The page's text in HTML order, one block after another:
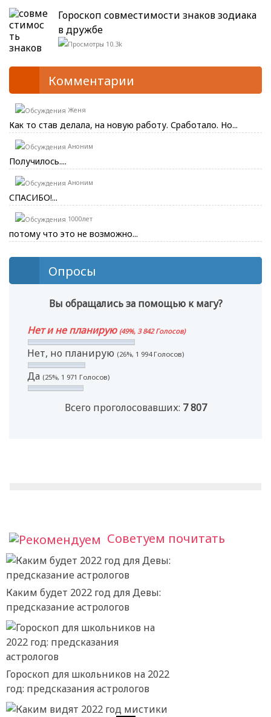
Гороскоп совместимости знаков зодиака
в дружбе
10.3k
Комментарии
Женя
Как то став делала, на новую работу. Сработало. Но...
Аноним
Получилось....
Аноним
СПАСИБО!...
1000лет
потому что это не возможно...
Опросы
Вы обращались за помощью к магу?
Нет и не планирую (49%, 3 842 Голосов)
Нет, но планирую (26%, 1 994 Голосов)
Да (25%, 1 971 Голосов)
Всего проголосовавших: 7 807
Советуем почитать
Каким будет 2022 год для Девы:
предсказание астрологов
Гороскоп для школьников на 2022
год: предсказания астрологов